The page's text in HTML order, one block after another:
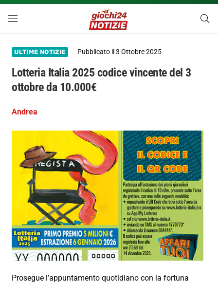
ULTIME NOTIZIE Pubblicato il3 Ottobre 2025
Lotteria Italia 2025 codice vincente del 3
ottobre da 10.000€
Andrea
Prosegue l’appuntamento quotidiano con la fortuna